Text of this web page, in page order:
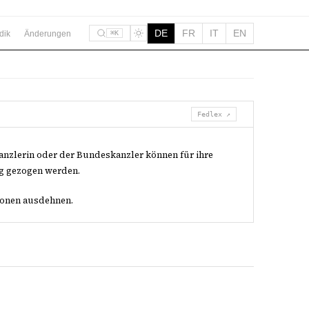
Änderungen ⌘K DE FR IT EN
Fedlex ↗
oder der Bundeskanzler können für ihre
gezogen werden.
ausdehnen.